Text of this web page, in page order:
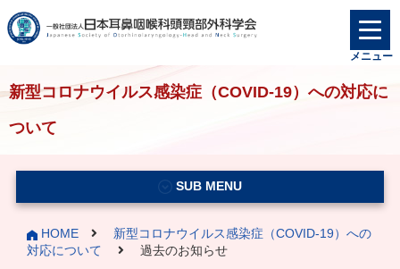
メニュー
新型コロナウイルス感染症（COVID-19）への対応に
ついて
SUB MENU
HOME
新型コロナウイルス感染症（COVID-19）への
対応について
過去のお知らせ